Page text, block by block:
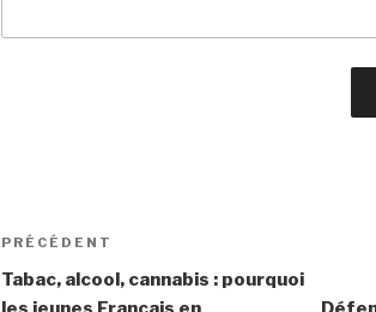
Navigation
de
Article
précédent
PRÉCÉDENT
Tabac, alcool, cannabis : pourquoi